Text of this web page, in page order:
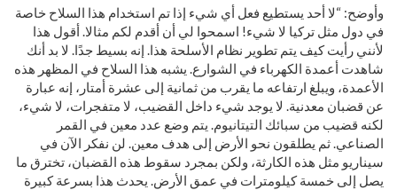
وأوضح: “لا أحد يستطيع فعل أي شيء إذا تم استخدام هذا السلاح خاصة
في دول مثل تركيا لا شيء! اسمحوا لي أن أقدم لكم مثالا. أقول هذا
لأنني رأيت كيف يتم تطوير نظام الأسلحة هذا. إنه بسيط جدًا. لا بد أنك
شاهدت أعمدة الكهرباء في الشوارع. يشبه هذا السلاح في المظهر هذه
الأعمدة، ويبلغ ارتفاعه ما يقرب من ثمانية إلى عشرة أمتار، إنه عبارة
عن قضبان معدنية. لا يوجد شيء داخل القضيب، لا متفجرات، لا شيء،
لكنه قضيب من سبائك التيتانيوم. يتم وضع عدد معين في القمر
الصناعي. ثم يطلقون نحو الأرض إلى هدف معين. لن نفكر الآن في
سيناريو مثل هذه الكارثة، ولكن بمجرد سقوط هذه القضبان، تخترق ما
يصل إلى خمسة كيلومترات في عمق الأرض. يحدث هذا بسرعة كبيرة